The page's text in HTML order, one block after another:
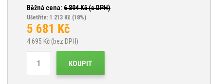
Běžná cena: 6 894Kč (s DPH)
Ušetříte: 1 213 Kč (18%)
5 681 Kč
4 695 Kč (bez DPH)
KOUPIT